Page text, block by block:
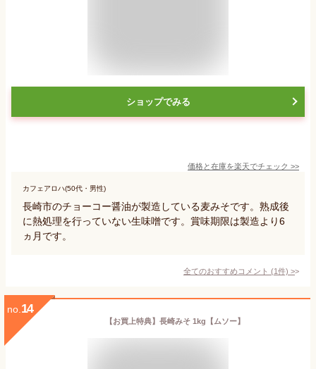
ショップでみる
価格と在庫を楽天でチェック >>
カフェアロハ(50代・男性)
長崎市のチョーコー醤油が製造している麦みそです。熟成後
に熱処理を行っていない生味噌です。賞味期限は製造より6
ヵ月です。
全てのおすすめコメント (1件) >
no. 14
【お買上特典】長崎みそ 1kg【ムソー】